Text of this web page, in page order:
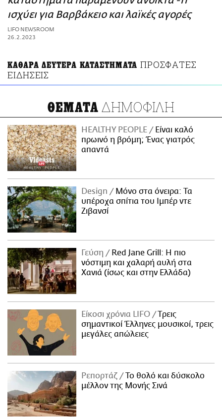
ΑΜΠΑ
PRINT
ισχύει για Βαρβάκειο και λαϊκές αγορές
LIFO NEWSROOM
26.2.2023
ΚΑΘΑΡΑ ΔΕΥΤΕΡΑ ΚΑΤΑΣΤΗΜΑΤΑ ΠΡΟΣΦΑΤΕΣ
ΕΙΔΗΣΕΙΣ
ΘΕΜΑΤΑ ΔΗΜΟΦΙΛΗ
HEALTHY PEOPLE
Είναι καλό
πρωινό η βρόμη; Ένας γιατρός
απαντά
Design
Μόνο στα όνειρα: Τα
υπέροχα σπίτια του Ιμπέρ ντε
Ζιβανσί
Γεύση
Red Jane Grill: Η πιο
νόστιμη και χαλαρή αυλή στα
Χανιά (ίσως και στην Ελλάδα)
Είκοσι χρόνια LIFO
Tρεις
σημαντικοί Έλληνες μουσικοί, τρεις
μεγάλες απώλειες
Ρεπορτάζ
Το θολό και δύσκολο
μέλλον της Μονής Σινά